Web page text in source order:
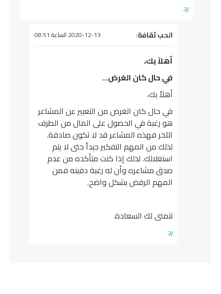
رد
يقول
الحب ثقافة: 2020-12-13 الساعة 08:51
أهلاً بك،
في حال كان الغرض…
أهلاً بك،
في حال كان الغرض من التعبير عن المشاعر
هو رغبة في الحصول على المال من الطرف
الآخر فهذه المشاعر قد لا تكون صادقة.
لذلك من المهم التفكير جيداً حتى لا يتم
استغلالك. لذلك إذا كنت متأكده من عدم
صدق مشاعره وأن له رغبة دفينه فمن
المهم الرفض بشكل واضح.
نتمنى لك السعادة.
رد